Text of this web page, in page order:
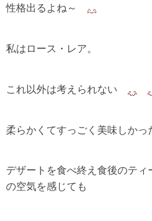
性格出るよね～
私はロース・レア。
これ以外は考えられない
柔らかくてすっごく美味しか
デザートを食べ終え食後のテ
の空気を感じても